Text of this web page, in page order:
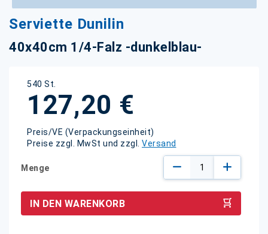
Serviette Dunilin
40x40cm 1/4-Falz -dunkelblau-
540 St.
127,20 €
Preis/VE (Verpackungseinheit)
Preise zzgl. MwSt und zzgl. Versand
Menge
IN DEN WARENKORB
Anfang
der
Bildgalerie